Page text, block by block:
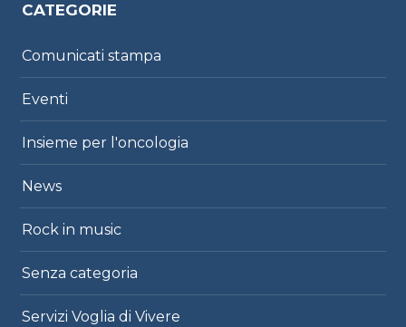
CATEGORIE
Comunicati stampa
Eventi
Insieme per l'oncologia
News
Rock in music
Senza categoria
Servizi Voglia di Vivere